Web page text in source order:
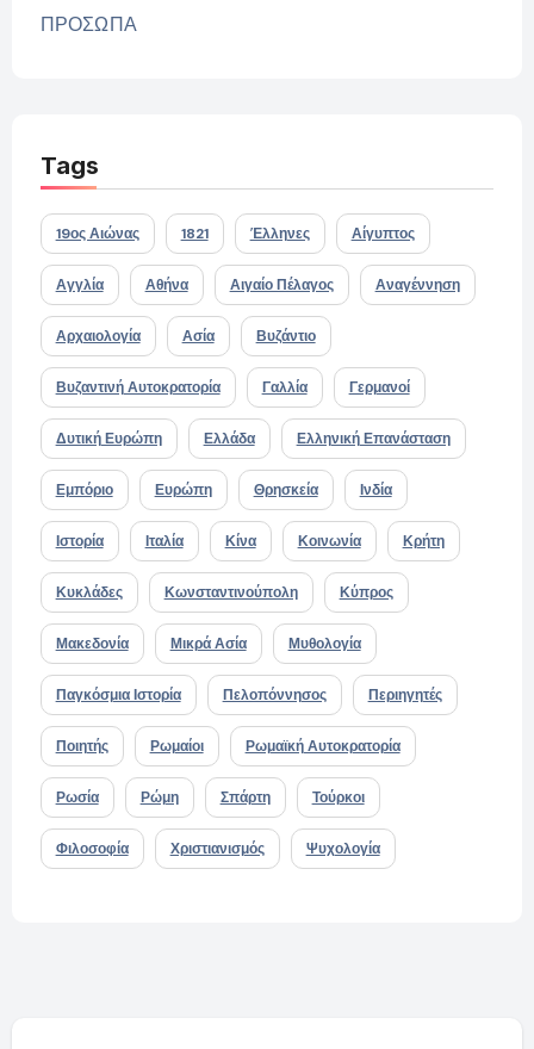
ΠΡΟΣΩΠΑ
Tags
19ος Αιώνας 1821 Έλληνες Αίγυπτος
Αγγλία Αθήνα Αιγαίο Πέλαγος Αναγέννηση
Αρχαιολογία Ασία Βυζάντιο
Βυζαντινή Αυτοκρατορία Γαλλία Γερμανοί
Δυτική Ευρώπη Ελλάδα Ελληνική Επανάσταση
Εμπόριο Ευρώπη Θρησκεία Ινδία
Ιστορία Ιταλία Κίνα Κοινωνία Κρήτη
Κυκλάδες Κωνσταντινούπολη Κύπρος
Μακεδονία Μικρά Ασία Μυθολογία
Παγκόσμια Ιστορία Πελοπόννησος Περιηγητές
Ποιητής Ρωμαίοι Ρωμαϊκή Αυτοκρατορία
Ρωσία Ρώμη Σπάρτη Τούρκοι
Φιλοσοφία Χριστιανισμός Ψυχολογία